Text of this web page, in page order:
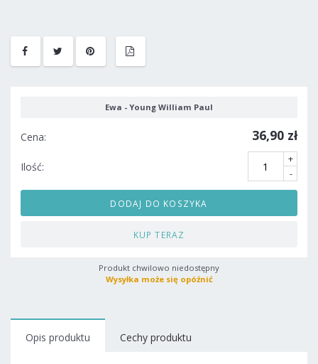
Ewa - Young William Paul
Cena: 36,90 zł
Ilość:
+
-
DODAJ DO KOSZYKA
KUP TERAZ
Produkt chwilowo niedostępny
Wysyłka może się opóźnić
Opis produktu Cechy produktu